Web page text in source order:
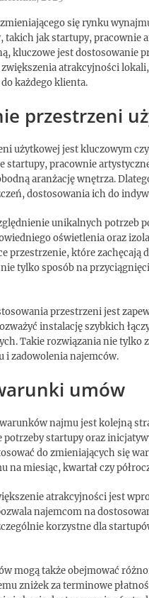
się rynku
jak startupy, pracownie
kluczowe jest dostosowanie
atrakcyjności
każdego klienta.
przestrzeni
użytkowej jest kluczowym
startupy, pracownie
aranżację wnętrza.
dostosowania ich do
unikalnych potrzeb
oświetlenia oraz
przestrzenie, które zachęcają
tylko sposób na
przestrzeni jest
instalację szybkich
Takie rozwiązania nie tylko
i zadowolenia najemców.
umów
najmu jest kolejną
potrzeby startupy oraz
do zmieniających się
na miesiąc, kwartał czy
atrakcyjności jest
najemcom na
korzystne dla
mogą także obejmować
zniżek za terminowe